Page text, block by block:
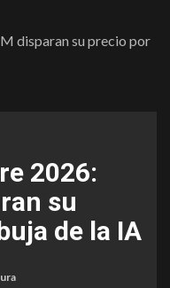
disparan su precio por
2026:
su
de la IA